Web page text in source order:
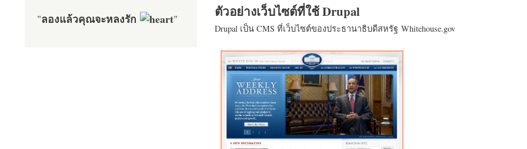
ตัวอย่างเว็บไซต์ที่ใช้ Drupal
Drupal เป็น CMS ที่เว็บไซต์ของประธานาธิบดีสหรัฐ Whitehouse.gov
"ลองแล้วคุณจะหลงรัก "